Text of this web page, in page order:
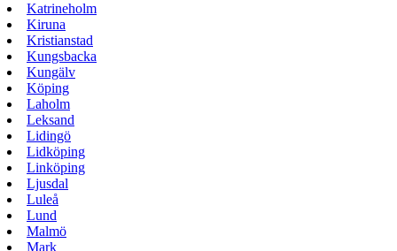
Katrineholm
Kiruna
Kristianstad
Kungsbacka
Kungälv
Köping
Laholm
Leksand
Lidingö
Lidköping
Linköping
Ljusdal
Luleå
Lund
Malmö
Mark